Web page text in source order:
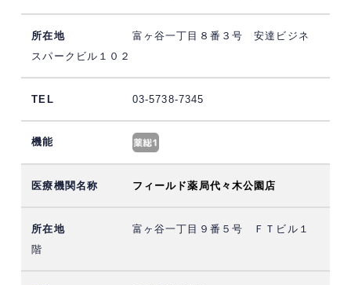
富ヶ谷一丁目８番３号 安達ビジネ
スパークビル１０２
03-5738-7345
フィールド薬局代々木公園店
富ヶ谷一丁目９番５号 ＦＴビル１
階